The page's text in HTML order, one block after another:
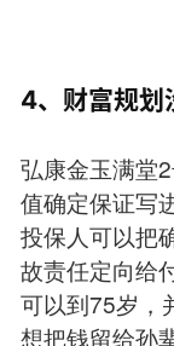
4、财富规划
弘康金玉满堂
值确定保证写
投保人可以把
故责任定向给
可以到75岁，
想把钱留给孙